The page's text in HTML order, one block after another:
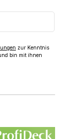
zur Kenntnis
bin mit ihnen